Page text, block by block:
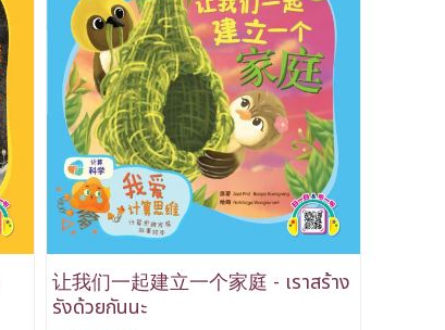
让我们一起建立一个家庭 - เราสร้าง
รังด้วยกันนะ